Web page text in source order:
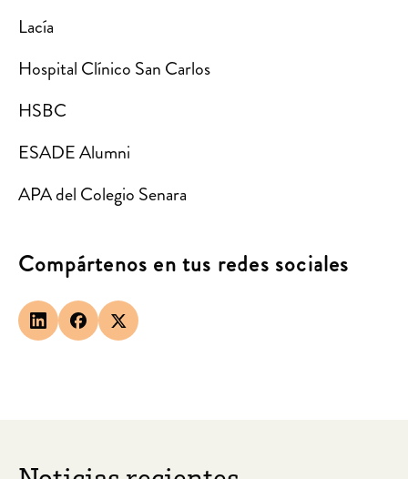
Lacía
Hospital Clínico San Carlos
HSBC
ESADE Alumni
APA del Colegio Senara
Compártenos en tus redes sociales